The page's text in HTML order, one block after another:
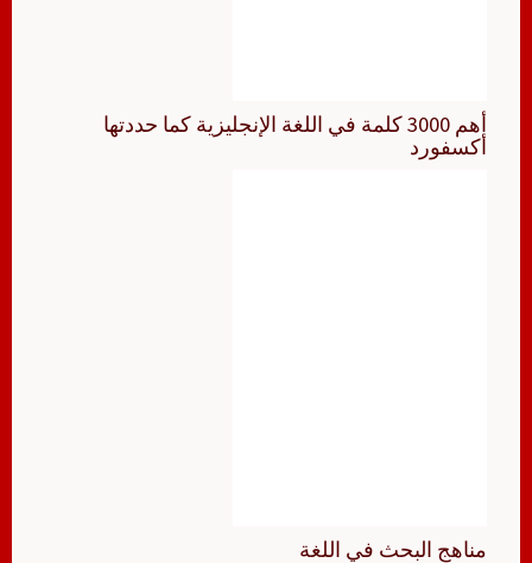
أهم 3000 كلمة في اللغة الإنجليزية كما حددتها
أكسفورد
مناهج البحث في اللغة